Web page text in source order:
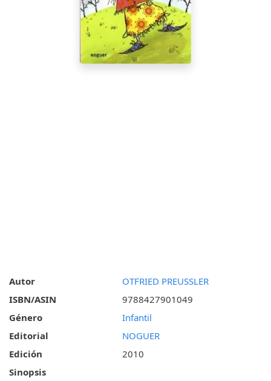
Autor
OTFRIED PREUSSLER
ISBN/ASIN
9788427901049
Género
Infantil
Editorial
NOGUER
Edición
2010
Sinopsis